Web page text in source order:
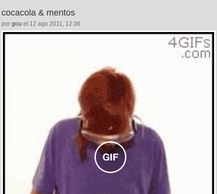
cocacola & mentos
por gou el 12 ago 2011, 12:36